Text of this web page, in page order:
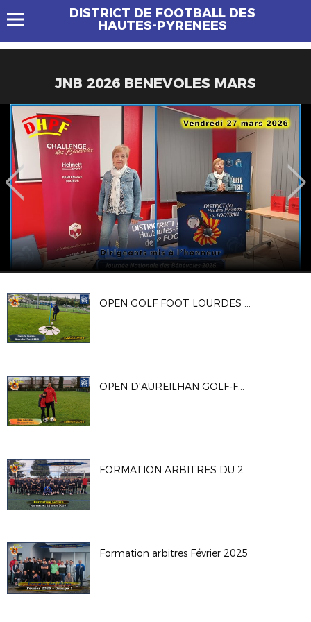
DISTRICT DE FOOTBALL DES
HAUTES-PYRENEES
JNB 2026 BENEVOLES MARS
OPEN GOLF FOOT LOURDES DU 27/05/25
OPEN D'AUREILHAN GOLF-FOOT 2025
FORMATION ARBITRES DU 22 MARS 2025
Formation arbitres Février 2025